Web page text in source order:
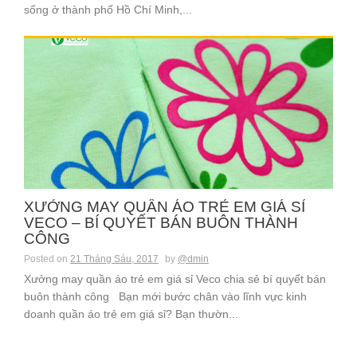
sống ở thành phố Hồ Chí Minh,...
XƯỞNG MAY QUẦN ÁO TRẺ EM GIÁ SỈ
VECO – BÍ QUYẾT BÁN BUÔN THÀNH
CÔNG
Posted on 21 Tháng Sáu, 2017 by @dmin
Xưởng may quần áo trẻ em giá sỉ Veco chia sẻ bí quyết bán
buôn thành công Bạn mới bước chân vào lĩnh vực kinh
doanh quần áo trẻ em giá sỉ? Bạn thườn...